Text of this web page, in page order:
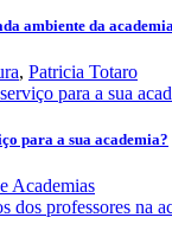
ambiente da academia
, Patricia Totaro
para a sua academia?
Academias